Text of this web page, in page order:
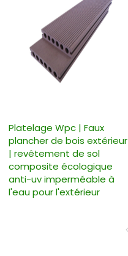
Platelage Wpc | Faux
plancher de bois extérieur
| revêtement de sol
composite écologique
anti-uv imperméable à
l'eau pour l'extérieur